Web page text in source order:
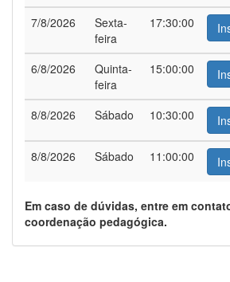
7/8/2026
Sexta-
feira
17:30:00
6/8/2026
Quinta-
feira
15:00:00
8/8/2026 Sábado 10:30:00
8/8/2026 Sábado 11:00:00
Em caso de dúvidas, entre em
coordenação pedagógica.